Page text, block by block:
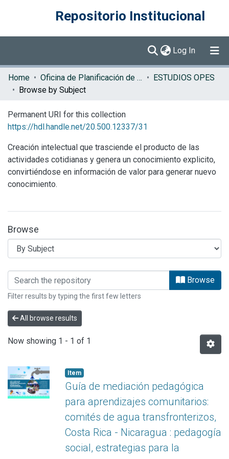
Repositorio Institucional
Log In (current)
Communities & Collections
Browse DSpace
Home Oficina de Planificación de la Educación Superior (OPES)
ESTUDIOS OPES
Browse by Subject
Permanent URI for this collection
https://hdl.handle.net/20.500.12337/31
Creación intelectual que trasciende el producto de las
actividades cotidianas y genera un conocimiento explicito,
convirtiéndose en información de valor para generar nuevo
conocimiento.
Browse
Browsing ESTUDIOS OPES by Browse
Filter results by typing the first few letters
All browse results
Now showing 1 - 1 of 1
Item
Guía de mediación pedagógica
para aprendizajes comunitarios:
comités de agua transfronterizos,
Costa Rica - Nicaragua : pedagogía
social, estrategias para la